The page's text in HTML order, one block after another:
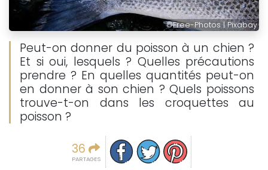
©Free-Photos | Pixabay
Peut-on donner du poisson à un chien ?
Et si oui, lesquels ? Quelles précautions
prendre ? En quelles quantités peut-on
en donner à son chien ? Quels poissons
trouve-t-on dans les croquettes au
poisson ?
36
PARTAGES
Partager sur facebook
Partager sur Twitter
Epingler sur Pinterest